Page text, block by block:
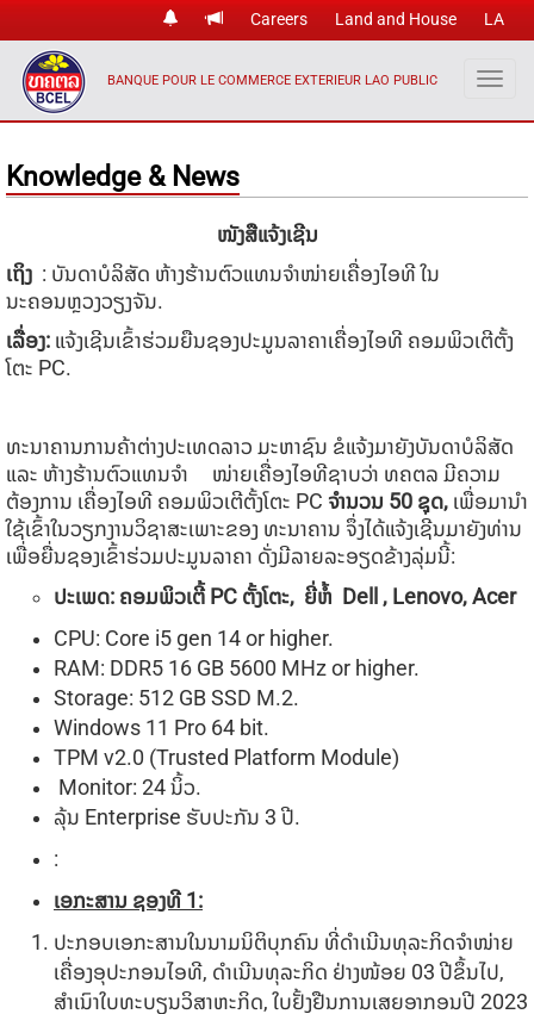
Careers Land and House LA
BANQUE POUR LE COMMERCE EXTERIEUR LAO PUBLIC
Knowledge & News
ໜັງສືແຈ້ງເຊີນ
ເຖິງ : ບັນດາບໍລິສັດ ຫ້າງຮ້ານຕົວແທນຈໍາໜ່າຍເຄື່ອງໄອທີ ໃນ
ນະຄອນຫຼວງວຽງຈັນ.
ເລື່ອງ: ​ແຈ້ງເຊີນເຂົ້າຮ່ວມຍືນຊອງປະມູນລາຄາເຄື່ອງໄອທີ ຄອມພິວເຕີຕັ້ງ
ໂຕະ PC.
ທະນາຄານການຄ້າຕ່າງປະເທດລາວ ມະຫາຊົນ ຂໍແຈ້ງມາຍັງບັນດາບໍລິສັດ
ແລະ ຫ້າງຮ້ານຕົວແທນຈຳ ໜ່າຍເຄື່ອງໄອທີຊາບວ່າ ທຄຕລ ມີຄວາມ
ຕ້ອງການ ເຄື່ອງໄອທີ ຄອມພິວເຕີຕັ້ງໂຕະ PC ຈຳນວນ 50 ຊຸດ, ເພື່ອມານຳ
ໃຊ້ເຂົ້າໃນວຽກງານວິຊາສະເພາະຂອງ ທະນາຄານ ຈຶ່ງໄດ້ແຈ້ງເຊີນມາຍັງທ່ານ
ເພື່ອຍື່ນຊອງເຂົ້າຮ່ວມປະມູນລາຄາ ດັ່ງມີລາຍລະອຽດຂ້າງລຸ່ມນີ້:
ປະເພດ: ຄອມພິວເຕີ້ PC ຕັ້ງໂຕະ, ຍີ່ຫໍ້ Dell , Lenovo, Acer
CPU: Core i5 gen 14 or higher.
RAM: DDR5 16 GB 5600 MHz or higher.
Storage: 512 GB SSD M.2.
Windows 11 Pro 64 bit.
TPM v2.0 (Trusted Platform Module)
Monitor: 24 ນິ້ວ.
ລຸ້ນ Enterprise ຮັບປະກັນ 3 ປີ.
:
ເອກະສານ ຊອງທີ 1:
ປະກອບເອກະສານໃນນາມນິຕິບຸກຄົນ ທີ່ດຳເນີນທຸລະກິດຈໍາໜ່າຍ
ເຄື່ອງອຸປະກອນໄອທີ, ດຳເນີນທຸລະກິດ ຢ່າງໜ້ອຍ 03 ປີຂຶ້ນໄປ,
ສໍາເນົາໃບທະບຽນວິສາຫະກິດ, ໃບຢັ້ງຢືນການເສຍອາກອນປີ 2023